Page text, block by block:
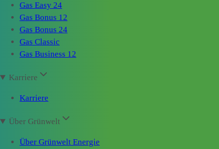
Gas Easy 24
Gas Bonus 12
Gas Bonus 24
Gas Classic
Gas Business 12
Karriere
Karriere
Über Grünwelt
Über Grünwelt Energie